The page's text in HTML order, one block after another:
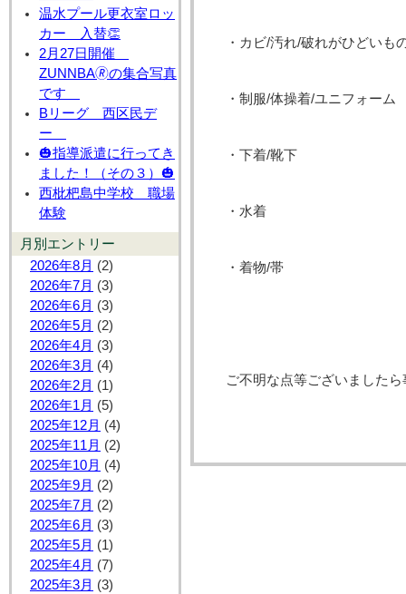
温水プール更衣室ロッ
カー 入替👏
2月27日開催
ZUNNBA🄬の集合写真
です
Bリーグ 西区民デ
ー
🎃指導派遣に行ってき
ました！（その３）🎃
西枇杷島中学校 職場
体験
月別エントリー
2026年8月 (2)
2026年7月 (3)
2026年6月 (3)
2026年5月 (2)
2026年4月 (3)
2026年3月 (4)
2026年2月 (1)
2026年1月 (5)
2025年12月 (4)
2025年11月 (2)
2025年10月 (4)
2025年9月 (2)
2025年7月 (2)
2025年6月 (3)
2025年5月 (1)
2025年4月 (7)
2025年3月 (3)
・カビ/汚れ/破れがひどいも
・制服/体操着/ユニフォーム
・下着/靴下
・水着
・着物/帯
ご不明な点等ございました